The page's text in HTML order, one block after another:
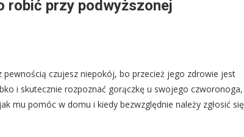
robić przy podwyższonej
czujesz niepokój, bo przecież jego zdrowie jest
i skutecznie rozpoznać gorączkę u swojego czworonoga,
mu pomóc w domu i kiedy bezwzględnie należy zgłosić się